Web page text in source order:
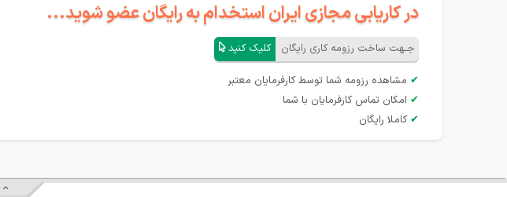
در کاریابی مجازی ایران استخدام به رایگان عضو شوید...
جـهت ساخت رزومه کاری رایگان کلیک کنید
✔ مشاهده رزومه شما توسط کارفرمایان معتبر
✔ امکان تماس کارفرمایان با شما
✔ کاملا رایگان